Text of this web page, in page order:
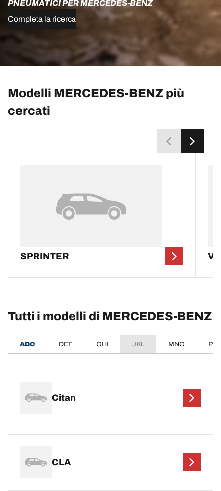
PNEUMATICI PER MERCEDES-BENZ
Completa la ricerca
Modelli MERCEDES-BENZ più
cercati
SPRINTER
Tutti i modelli di MERCEDES-BENZ
ABC DEF GHI JKL MNO
Citan
CLA